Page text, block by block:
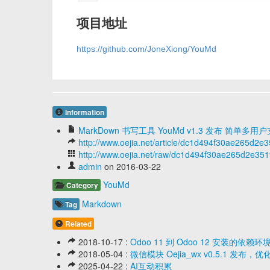
项目地址
https://github.com/JoneXiong/YouMd
Information
MarkDown 书写工具 YouMd v1.3 发布 简单多用户
http://www.oejia.net/article/
http://www.oejia.net/raw/
admin on 2016-03-22
Category YouMd
Tag Markdown
Related
2018-10-17 : Odoo 11 到 Odoo 12 安装的依赖环
2018-05-04 : 微信模块 Oejia_wx v0.5.1 发布，优
2025-04-22 : AI互动积累